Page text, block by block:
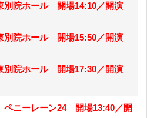
院ホール 開場14:10／開演
院ホール 開場15:50／開演
院ホール 開場17:30／開演
ニーレーン24 開場13:40／開